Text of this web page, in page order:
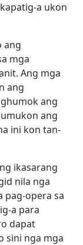
a ukon
ang
mga
Ang mga
ang
ang
ang
ini kon tan-
ikasarang
nila nga
pag-opera sa
a para
dapat
sini nga mga